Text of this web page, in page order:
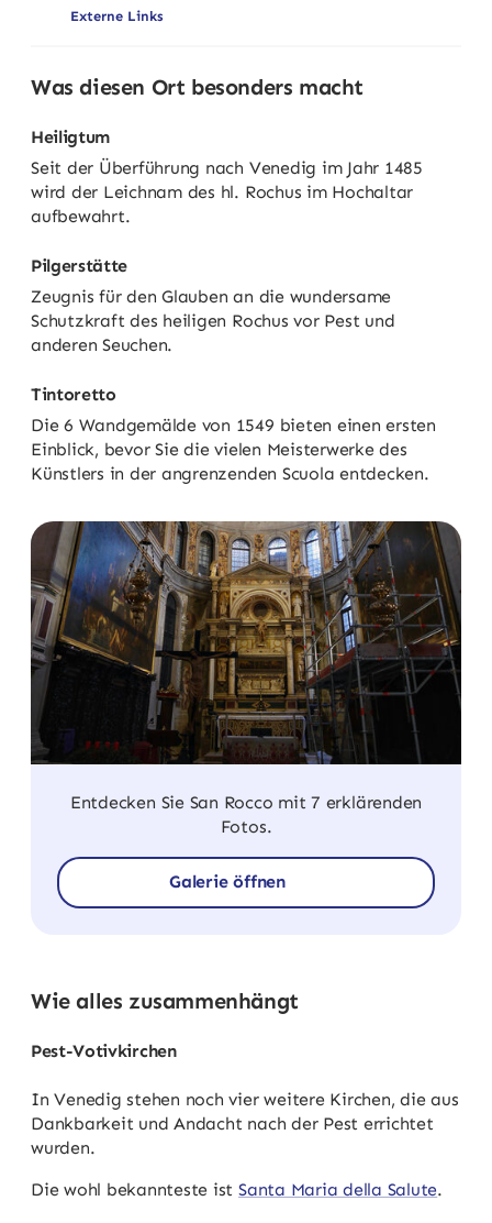
Externe Links
Was diesen Ort besonders macht
Heiligtum
Seit der Überführung nach Venedig im Jahr 1485
wird der Leichnam des hl. Rochus im Hochaltar
aufbewahrt.
Pilgerstätte
Zeugnis für den Glauben an die wundersame
Schutzkraft des heiligen Rochus vor Pest und
anderen Seuchen.
Tintoretto
Die 6 Wandgemälde von 1549 bieten einen ersten
Einblick, bevor Sie die vielen Meisterwerke des
Künstlers in der angrenzenden Scuola entdecken.
Entdecken Sie San Rocco mit 7 erklärenden
Fotos.
Galerie öffnen
Wie alles zusammenhängt
Pest-Votivkirchen
In Venedig stehen noch vier weitere Kirchen, die aus
Dankbarkeit und Andacht nach der Pest errichtet
wurden.
Die wohl bekannteste ist Santa Maria della Salute.